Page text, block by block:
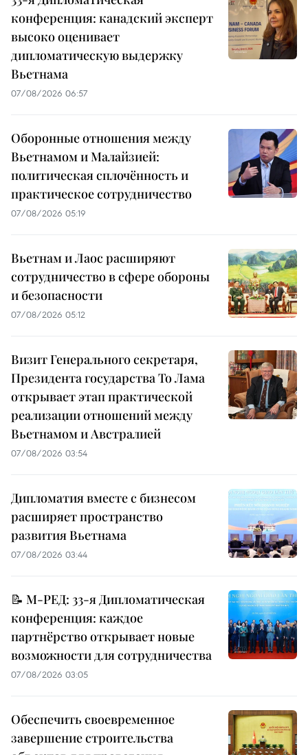
конференция: канадский эксперт
высоко оценивает
дипломатическую выдержку
Вьетнама
07/08/2026 06:57
Оборонные отношения между
Вьетнамом и Малайзией:
политическая сплочённость и
практическое сотрудничество
07/08/2026 05:19
Вьетнам и Лаос расширяют
сотрудничество в сфере обороны
и безопасности
07/08/2026 05:12
Визит Генерального секретаря,
Президента государства То Лама
открывает этап практической
реализации отношений между
Вьетнамом и Австралией
07/08/2026 03:54
Дипломатия вместе с бизнесом
расширяет пространство
развития Вьетнама
07/08/2026 03:44
📝 М-РЕД: 33-я Дипломатическая
конференция: каждое
партнёрство открывает новые
возможности для сотрудничества
07/08/2026 03:05
Обеспечить своевременное
завершение строительства